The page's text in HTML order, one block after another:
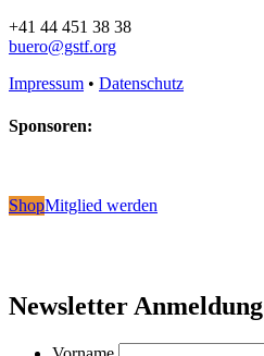
+41 44 451 38 38
buero@gstf.org
Impressum • Datenschutz
Sponsoren:
ShopMitglied werden
Newsletter Anmeldung